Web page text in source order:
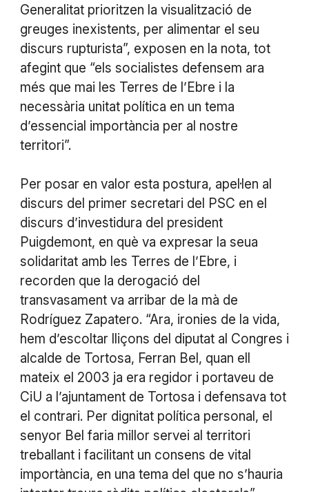
Generalitat prioritzen la visualització de
greuges inexistents, per alimentar el seu
discurs rupturista”, exposen en la nota, tot
afegint que “els socialistes defensem ara
més que mai les Terres de l’Ebre i la
necessària unitat política en un tema
d’essencial importància per al nostre
territori”.
Per posar en valor esta postura, apel·len al
discurs del primer secretari del PSC en el
discurs d’investidura del president
Puigdemont, en què va expresar la seua
solidaritat amb les Terres de l’Ebre, i
recorden que la derogació del
transvasament va arribar de la mà de
Rodríguez Zapatero. “Ara, ironies de la vida,
hem d’escoltar lliçons del diputat al Congres i
alcalde de Tortosa, Ferran Bel, quan ell
mateix el 2003 ja era regidor i portaveu de
CiU a l’ajuntament de Tortosa i defensava tot
el contrari. Per dignitat política personal, el
senyor Bel faria millor servei al territori
treballant i facilitant un consens de vital
importància, en una tema del que no s’hauria